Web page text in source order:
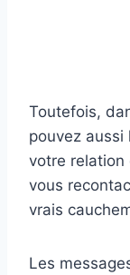
Toutefois,
pouvez aussi
votre relation
vous
vrais
Les